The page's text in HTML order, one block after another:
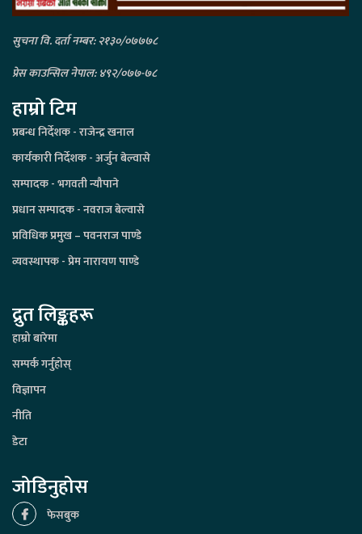
सुचना वि. दर्ता नम्बर: २१३०/०७७७८
प्रेस काउन्सिल नेपाल: ४९२/०७७-७८
हाम्रो टिम
प्रबन्ध निर्देशक - राजेन्द्र खनाल
कार्यकारी निर्देशक - अर्जुन बेल्वासे
सम्पादक - भगवती न्यौपाने
प्रधान सम्पादक - नवराज बेल्वासे
प्रविधिक प्रमुख – पवनराज पाण्डे
व्यवस्थापक - प्रेम नारायण पाण्डे
द्रुत लिङ्कहरू
हाम्रो बारेमा
सम्पर्क गर्नुहोस्
विज्ञापन
नीति
डेटा
जोडिनुहोस
फेसबुक